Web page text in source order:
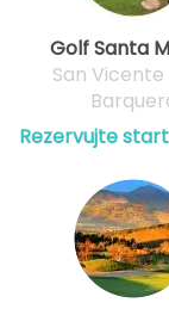
Golf Santa
San Vicente
Rezervujte